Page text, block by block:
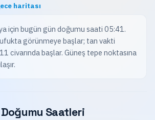
haritası
için bugün gün doğumu saati 05:41.
görünmeye başlar; tan vakti
civarında başlar. Güneş tepe noktasına
Saatleri